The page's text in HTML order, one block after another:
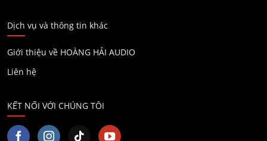
Dịch vụ và thông tin khác
Giới thiệu về HOÀNG HẢI AUDIO
Liên hệ
KẾT NỐI VỚI CHÚNG TÔI